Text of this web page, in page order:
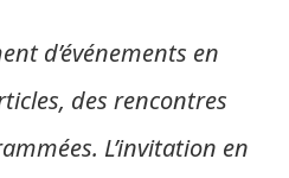
d’événements en
des rencontres
L’invitation en